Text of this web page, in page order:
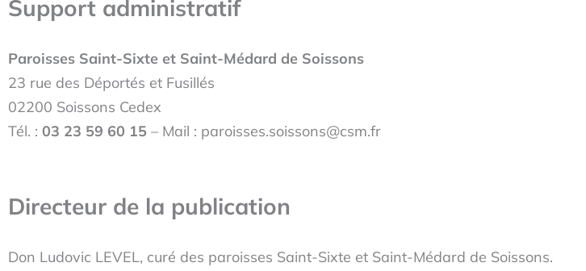
Support administratif
Paroisses Saint-Sixte et Saint-Médard de Soissons
23 rue des Déportés et Fusillés
02200 Soissons Cedex
Tél. : 03 23 59 60 15 – Mail : paroisses.soissons@csm.fr
Directeur de la publication
Don Ludovic LEVEL, curé des paroisses Saint-Sixte et Saint-Médard de Soissons.